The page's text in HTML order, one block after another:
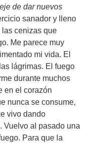
de dar nuevos
sanador y lleno
las cenizas que
Me parece muy
mi vida. El
lágrimas. El fuego
durante muchos
en el corazón
nunca se consume,
vivo dando
Vuelvo al pasado una
Para que la